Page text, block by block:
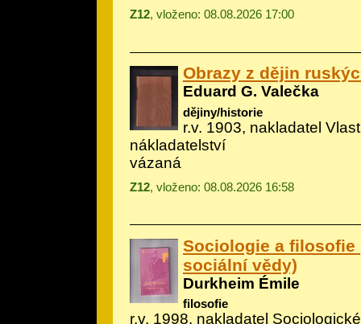
Z12, vloženo: 08.08.2026 17:00
Obrazy z dějin
Eduard G. Valečka
dějiny/historie
r.v. 1903, nakladatel
nákladatelství
vázaná
Z12, vloženo: 08.08.2026 16:58
Sociologie a filosofie
sociální vědy)
Durkheim Émile
filosofie
r.v. 1998, nakladatel